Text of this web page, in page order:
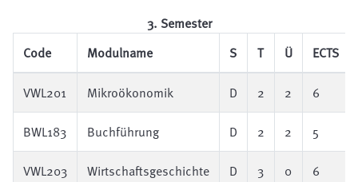
3. Semester
Code
Modulname S T Ü ECTS
VWL201 Mikroökonomik D 2 2 6
BWL183 Buchführung D 2 2 5
VWL203 Wirtschaftsgeschichte D 3 0 6